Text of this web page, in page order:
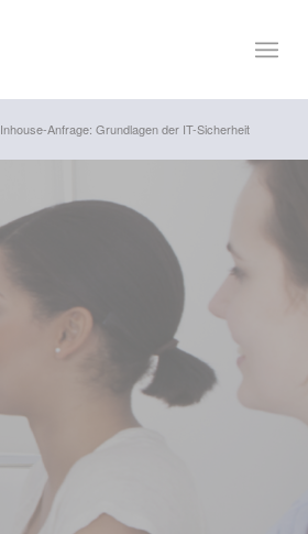
Inhouse-Anfrage: Grundlagen der IT-Sicherheit